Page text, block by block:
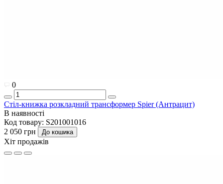
0
Стіл-книжка розкладний трансформер Spier (Антрацит)
В наявності
Код товару: S201001016
2 050 грн
До кошика
Хіт продажів